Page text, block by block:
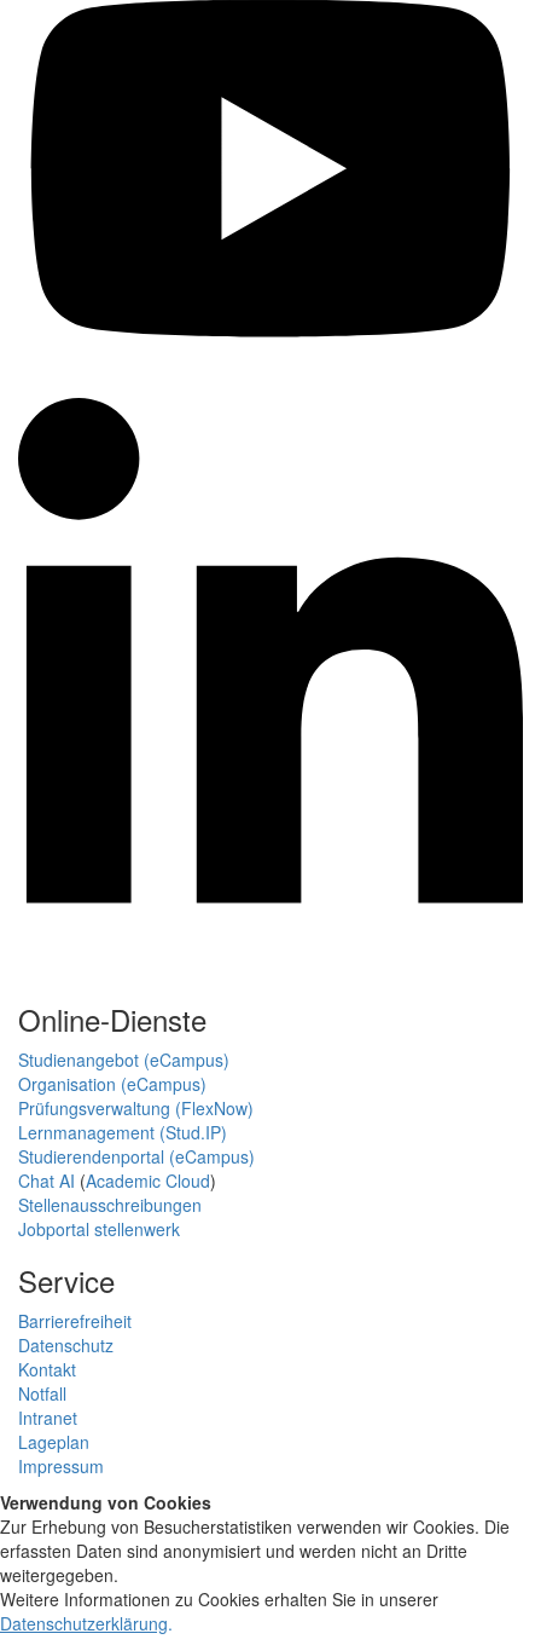
Online-Dienste
Studienangebot (eCampus)
Organisation (eCampus)
Prüfungsverwaltung (FlexNow)
Lernmanagement (Stud.IP)
Studierendenportal (eCampus)
Chat AI (Academic Cloud)
Stellenausschreibungen
Jobportal stellenwerk
Service
Barrierefreiheit
Datenschutz
Kontakt
Notfall
Intranet
Lageplan
Impressum
Verwendung von Cookies
Zur Erhebung von Besucherstatistiken verwenden wir Cookies. Die
erfassten Daten sind anonymisiert und werden nicht an Dritte
weitergegeben.
Weitere Informationen zu Cookies erhalten Sie in unserer
Datenschutzerklärung.